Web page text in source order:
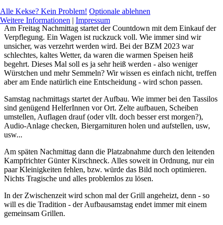
Am Freitag Nachmittag startet der Countdown mit dem Einkauf der
Verpflegung. Ein Wagen ist ruckzuck voll. Wie immer sind wir
unsicher, was verzehrt werden wird. Bei der BZM 2023 war
schlechtes, kaltes Wetter, da waren die warmen Speisen heiß
begehrt. Dieses Mal soll es ja sehr heiß werden - also weniger
Würstchen und mehr Semmeln? Wir wissen es einfach nicht, treffen
aber am Ende natürlich eine Entscheidung - wird schon passen.
Samstag nachmittags startet der Aufbau. Wie immer bei den Tassilos
sind genügend HelferInnen vor Ort. Zelte aufbauen, Scheiben
umstellen, Auflagen drauf (oder vllt. doch besser erst morgen?),
Audio-Anlage checken, Biergarnituren holen und aufstellen, usw,
usw...
Am späten Nachmittag dann die Platzabnahme durch den leitenden
Kampfrichter Günter Kirschneck. Alles soweit in Ordnung, nur ein
paar Kleinigkeiten fehlen, bzw. würde das Bild noch optimieren.
Nichts Tragische und alles problemlos zu lösen.
In der Zwischenzeit wird schon mal der Grill angeheizt, denn - so
will es die Tradition - der Aufbausamstag endet immer mit einem
gemeinsam Grillen.
Alle Kekse? Kein Problem! Optionale ablehnen
Weitere Informationen | Impressum